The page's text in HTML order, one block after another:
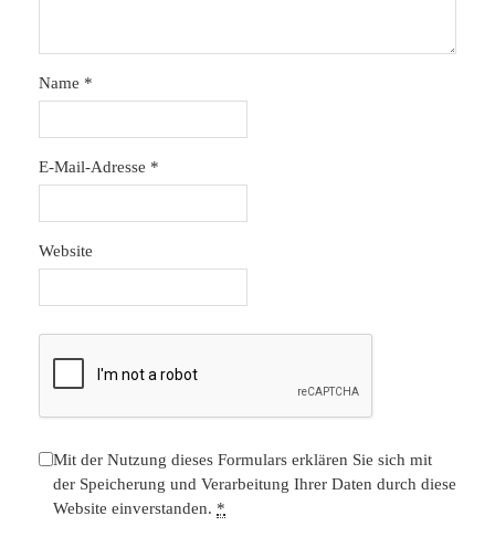
Name *
E-Mail-Adresse *
Website
Mit der Nutzung dieses Formulars erklären Sie sich mit
der Speicherung und Verarbeitung Ihrer Daten durch diese
Website einverstanden. *